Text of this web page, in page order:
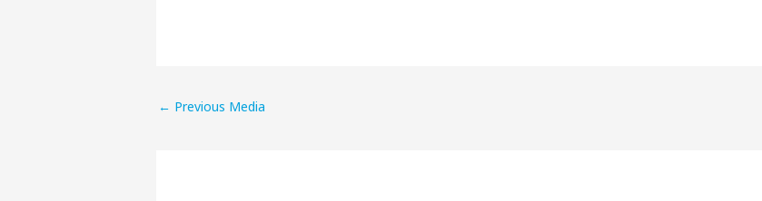
← Previous Media